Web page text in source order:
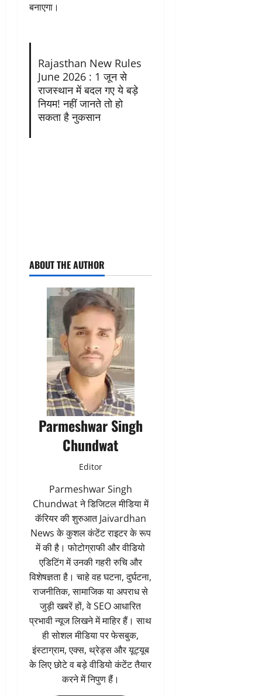
बनाएगा।
Rajasthan New Rules
June 2026 : 1 जून से
राजस्थान में बदल गए ये बड़े
नियम! नहीं जानते तो हो
सकता है नुकसान
ABOUT THE AUTHOR
Parmeshwar Singh
Chundwat
Editor
Parmeshwar Singh
Chundwat ने डिजिटल मीडिया में
कॅरियर की शुरुआत Jaivardhan
News के कुशल कंटेंट राइटर के रूप
में की है। फोटोग्राफी और वीडियो
एडिटिंग में उनकी गहरी रुचि और
विशेषज्ञता है। चाहे वह घटना, दुर्घटना,
राजनीतिक, सामाजिक या अपराध से
जुड़ी खबरें हों, वे SEO आधारित
प्रभावी न्यूज लिखने में माहिर हैं। साथ
ही सोशल मीडिया पर फेसबुक,
इंस्टाग्राम, एक्स, थ्रेड्स और यूट्यूब
के लिए छोटे व बड़े वीडियो कंटेंट तैयार
करने में निपुण हैं।